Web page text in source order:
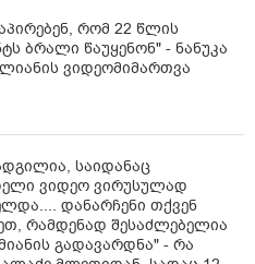
რომ 22 წლის
ბრალი წაუყენონ" - ნანუკა
ვიდეომიმართვა
საიდანაც
ვიდეო ვირუსულად
დანარჩენი თქვენ
რამდენად შესაძლებელია
გადავარდნა" - რა